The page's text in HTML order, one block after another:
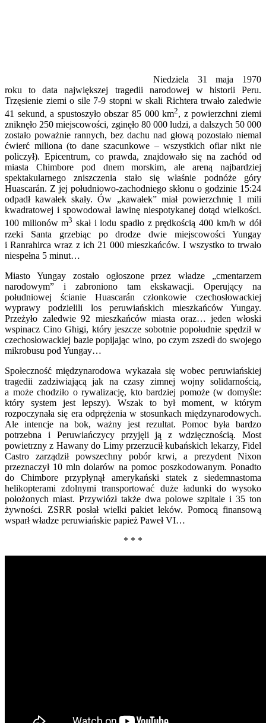
Niedziela 31 maja 1970
roku to data największej tragedii narodowej w historii Peru.
Trzęsienie ziemi o sile 7-9 stopni w skali Richtera trwało zaledwie
41 sekund, a spustoszyło obszar 85 000 km2, z powierzchni ziemi
zniknęło 250 miejscowości, zginęło 80 000 ludzi, a dalszych 50 000
zostało poważnie rannych, bez dachu nad głową pozostało niemal
ćwierć miliona (to dane szacunkowe – wszystkich ofiar nikt nie
policzył). Epicentrum, co prawda, znajdowało się na zachód od
miasta Chimbore pod dnem morskim, ale areną najbardziej
spektakularnego zniszczenia stało się właśnie podnóże góry
Huascarán. Z jej południowo-zachodniego skłonu o godzinie 15:24
odpadł kawałek skały. Ów „kawałek” miał powierzchnię 1 mili
kwadratowej i spowodował lawinę niespotykanej dotąd wielkości.
100 milionów m3 skał i lodu spadło z prędkością 400 km/h w dół
rzeki Santa grzebiąc po drodze dwie miejscowości Yungay
i Ranrahirca wraz z ich 21 000 mieszkańców. I wszystko to trwało
niespełna 5 minut…
Miasto Yungay zostało ogłoszone przez władze „cmentarzem
narodowym” i zabroniono tam ekskawacji. Operujący na
południowej ścianie Huascarán członkowie czechosłowackiej
wyprawy podzielili los peruwiańskich mieszkańców Yungay.
Przeżyło zaledwie 92 mieszkańców miasta oraz… jeden włoski
wspinacz Cino Ghigi, który jeszcze sobotnie popołudnie spędził w
czechosłowackiej bazie popijając wino, po czym zszedł do swojego
mikrobusu pod Yungay…
Społeczność międzynarodowa wykazała się wobec peruwiańskiej
tragedii zadziwiającą jak na czasy zimnej wojny solidarnością,
a może chodziło o rywalizację, kto bardziej pomoże (w domyśle:
który system jest lepszy). Wszak to był moment, w którym
rozpoczynała się era odprężenia w stosunkach międzynarodowych.
Ale intencje na bok, ważny jest rezultat. Pomoc była bardzo
potrzebna i Peruwiańczycy przyjęli ją z wdzięcznością. Most
powietrzny z Hawany do Limy przerzucił kubańskich lekarzy, Fidel
Castro zarządził powszechny pobór krwi, a prezydent Nixon
przeznaczył 10 mln dolarów na pomoc poszkodowanym. Ponadto
do Chimbore przypłynął amerykański statek z siedemnastoma
helikopterami zdolnymi transportować duże ładunki do wysoko
położonych miast. Przywiózł także dwa polowe szpitale i 35 ton
żywności. ZSRR posłał wielki pakiet leków. Pomocą finansową
wsparł władze peruwiańskie papież Paweł VI…
* * *